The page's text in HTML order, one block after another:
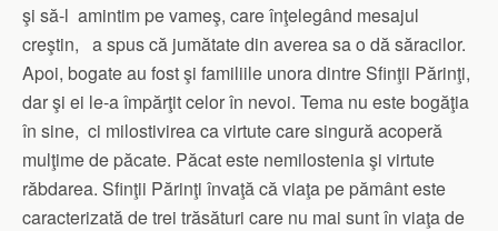
şi să-l amintim pe vameş, care înţelegând mesajul
creştin, a spus că jumătate din averea sa o dă săracilor.
Apoi, bogate au fost şi familiile unora dintre Sfinţii Părinţi,
dar şi ei le-a împărţit celor în nevoi. Tema nu este bogăţia
în sine, ci milostivirea ca virtute care singură acoperă
mulţime de păcate. Păcat este nemilostenia şi virtute
răbdarea. Sfinţii Părinţi învaţă că viaţa pe pământ este
caracterizată de trei trăsături care nu mai sunt în viaţa de